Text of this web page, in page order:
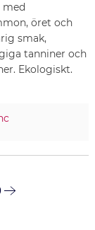
med
öret och
smak,
tanniner och
Ekologiskt.